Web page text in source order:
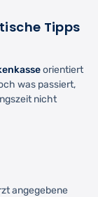
Tipps
orientiert
was passiert,
nicht
angegebene